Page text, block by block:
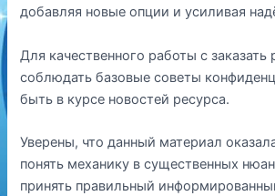
добавляя новые опции и усиливая
Для качественного работы с заказать
соблюдать базовые советы
быть в курсе новостей ресурса.
Уверены, что данный материал
понять механику в существенных
принять правильный